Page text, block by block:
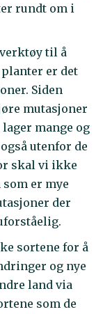
rundt om i
til å
er det
Siden
mutasjoner
mange og
utenfor de
skal vi ikke
er mye
der
sortene for å
og nye
land via
som de